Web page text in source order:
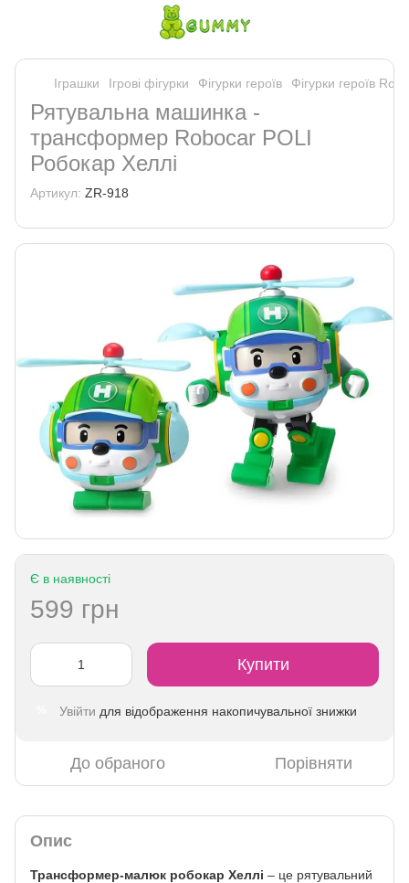
Іграшки Ігрові фігурки Фігурки героїв Фігурки героїв
Рятувальна машинка -
трансформер Robocar POLI
Робокар Хеллі
Артикул: ZR-918
Є в наявності
599 грн
Купити
Увійти для відображення накопичувальної знижки
До обраного Порівняти
Опис
Трансформер-малюк робокар Хеллі – це рятувальний